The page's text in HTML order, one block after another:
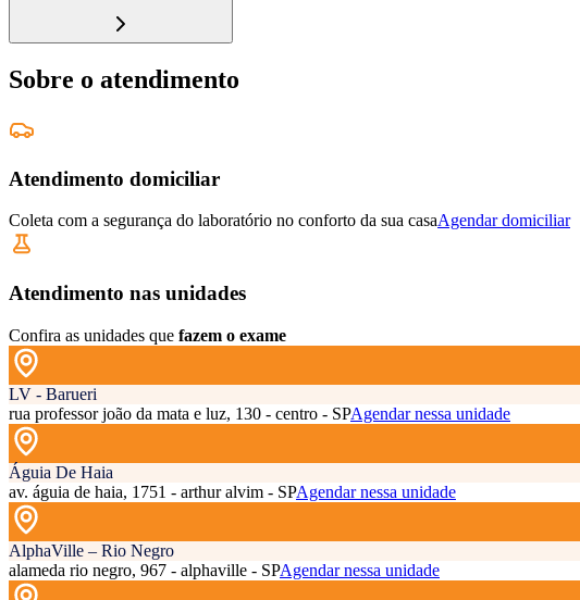
Sobre o atendimento
Atendimento domiciliar
Coleta com a segurança do laboratório no conforto da sua casaAgendar domiciliar
Atendimento nas unidades
Confira as unidades que fazem o exame
LV - Barueri
rua professor joão da mata e luz, 130 - centro - SPAgendar nessa unidade
Águia De Haia
av. águia de haia, 1751 - arthur alvim - SPAgendar nessa unidade
AlphaVille – Rio Negro
alameda rio negro, 967 - alphaville - SPAgendar nessa unidade